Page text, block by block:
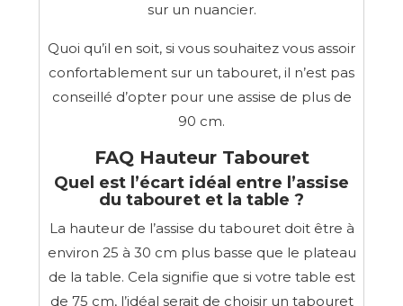
sur un nuancier.
Quoi qu’il en soit, si vous souhaitez vous assoir
confortablement sur un tabouret, il n’est pas
conseillé d’opter pour une assise de plus de
90 cm.
FAQ Hauteur Tabouret
Quel est l’écart idéal entre l’assise
du tabouret et la table ?
La hauteur de l’assise du tabouret doit être à
environ 25 à 30 cm plus basse que le plateau
de la table. Cela signifie que si votre table est
de 75 cm, l’idéal serait de choisir un tabouret